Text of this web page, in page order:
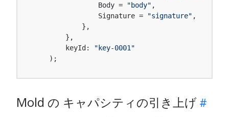
                Body =
"body" ,
                Signature =
"signature" ,
            },
        },
        keyId:
"key-0001"
    );
Mold の キャパシティの引き上げ